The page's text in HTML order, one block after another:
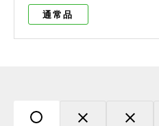
通常品